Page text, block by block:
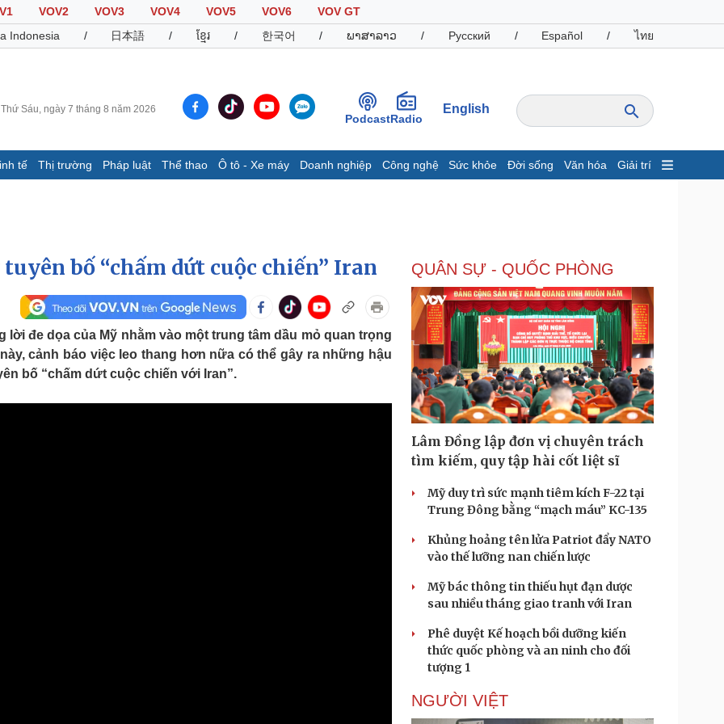
VOV2 VOV3 VOV4 VOV5 VOV6
VOV GT
Indonesia / 日本語 / ខ្មែរ / 한국어 / ພາສາລາວ / Русский / Español / ไทย
Thứ Sáu, ngày 7 tháng 8 năm 2026
PodcastRadio
English
tế Thị trường Pháp luật Thể thao Ô tô - Xe máy Doanh nghiệp Công nghệ Sức khỏe Đời sống Văn hóa Giải trí
Infographic
Chứng khoán
Giá cà phê
Thể thao
Bóng đá
Lịch thi đấu bóng đá
eSports
Ô tô - Xe máy
Ô tô
Xe máy
Doanh nghiệp
Thông tin doanh nghiệp
Doanh nghiệp 24h
Doanh nhân
Vì cộng đồng
Công nghệ
Sành điệu
Tin Công nghệ
Trải nghiệm
Chuyển đổi số
Podcast
Câu chuyện thời sự
Đọc truyện đêm khuya
Cửa sổ tình yêu
Hạt giống tâm hồn
bố “chấm dứt cuộc chiến” Iran
đe dọa của Mỹ nhằm vào một trung tâm dầu mỏ quan trọng
cảnh báo việc leo thang hơn nữa có thể gây ra những hậu
bố “chấm dứt cuộc chiến với Iran”.
QUÂN SỰ - QUỐC PHÒNG
Lâm Đồng lập đơn vị chuyên trách
tìm kiếm, quy tập hài cốt liệt sĩ
Mỹ duy trì sức mạnh tiêm kích F-22 tại
Trung Đông bằng “mạch máu” KC-135
Khủng hoảng tên lửa Patriot đẩy NATO
vào thế lưỡng nan chiến lược
Mỹ bác thông tin thiếu hụt đạn dược
sau nhiều tháng giao tranh với Iran
Phê duyệt Kế hoạch bồi dưỡng kiến
thức quốc phòng và an ninh cho đối
tượng 1
NGƯỜI VIỆT